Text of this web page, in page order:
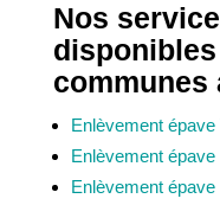
Nos
communes
Enlèvement épave
Enlèvement épave
Enlèvement